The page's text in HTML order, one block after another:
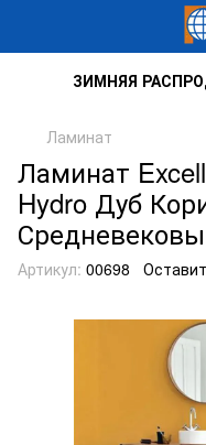
ЗИМНЯЯ
Ламинат
Ламинат
Hydro Дуб
Артикул: 00698